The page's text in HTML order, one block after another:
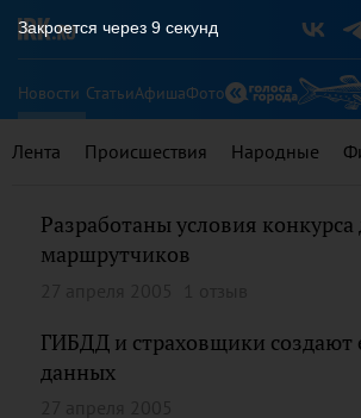
Новости СтатьиАфишаФото
Лента Происшествия Народные
Разработаны условия конкурса
маршрутчиков
ГИБДД и страховщики создают
данных
Закроется через 9 секунд